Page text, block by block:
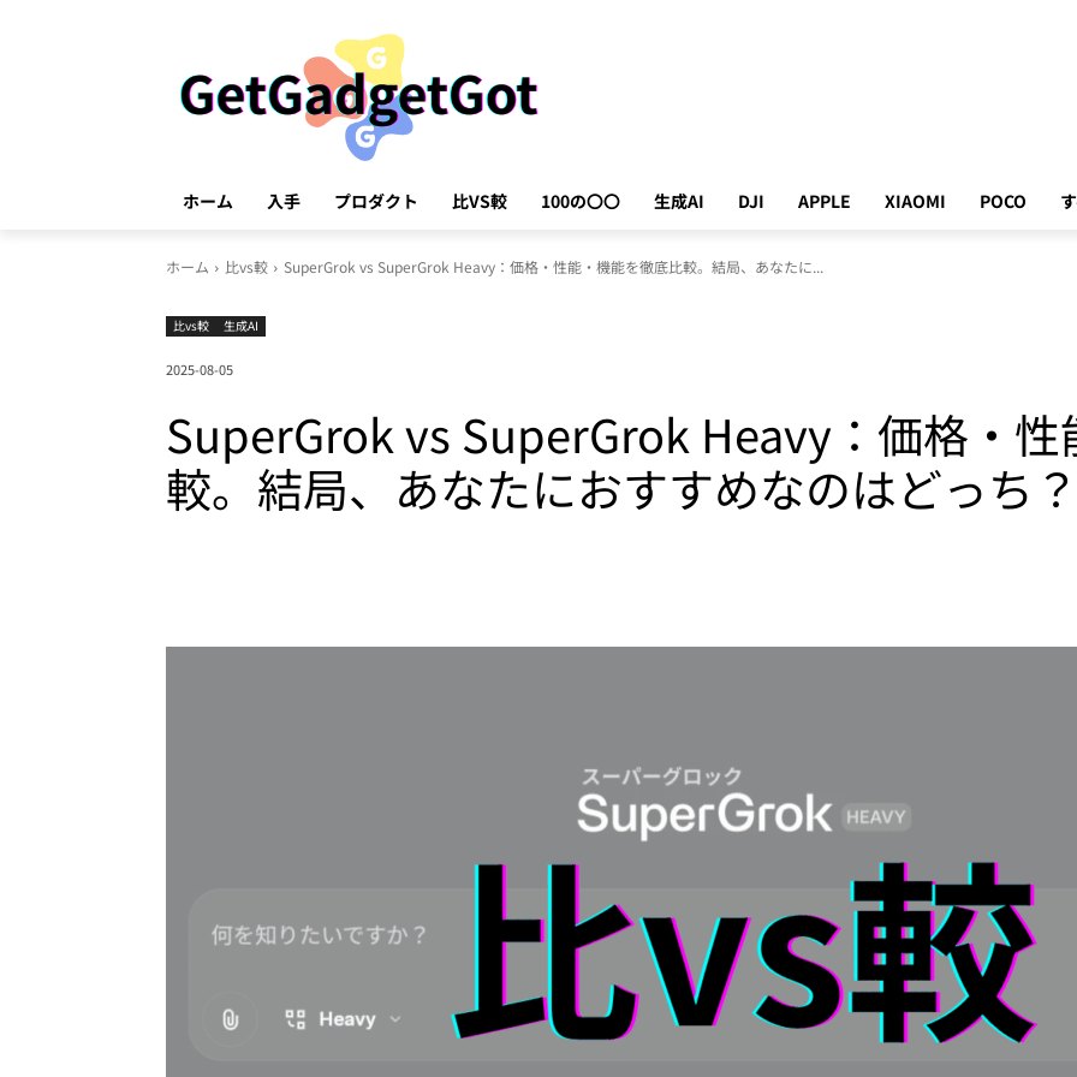
ホーム 入手 プロダクト 比VS較 100の〇〇 生成AI DJI APPLE XIAOMI POCO
ホーム 比vs較 SuperGrok vs SuperGrok Heavy：価格・性能・機能を徹底比較。結局、あなたに...
比vs較 生成AI
2025-08-05
SuperGrok vs SuperGrok Heavy：価格・
較。結局、あなたにおすすめなのはどっち